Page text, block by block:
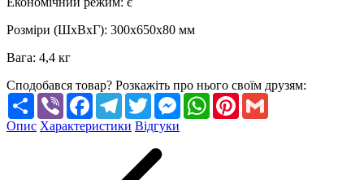
Розміри (ШхВхГ): 300х650х80 мм
Вага: 4,4 кг
Сподобався товар? Розкажіть про нього своїм друзям:
Share Viber FacebookTelegramTwitterMessengerWhatsApp
Pinterest
Опис Характеристики Відгуки